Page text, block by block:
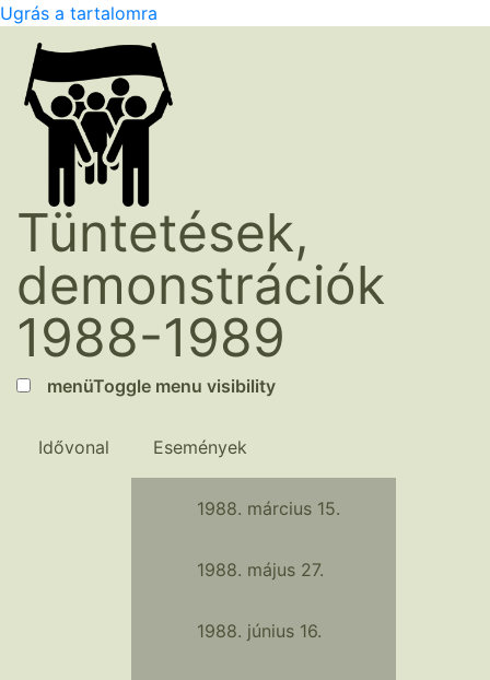
Ugrás a tartalomra
Tüntetések,
demonstrációk
1988-1989
menüToggle menu visibility
Idővonal Események
1988. március 15.
1988. május 27.
1988. június 16.